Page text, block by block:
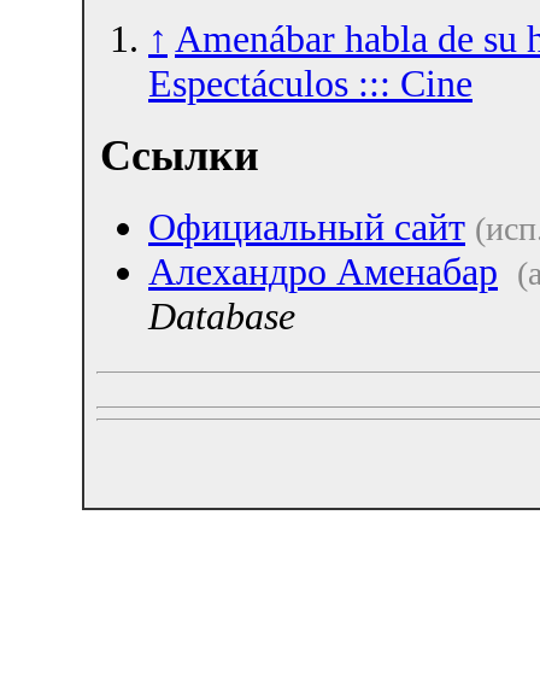
↑ Amenábar habla de su
Espectáculos ::: Cine
Ссылки
Официальный сайт
Алехандро Аменабар
Database